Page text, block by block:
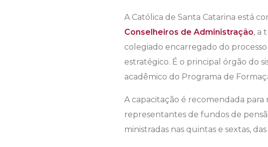
A Católica de Santa Catarina está
Conselheiros de Administração, a
colegiado encarregado do
estratégico. É o principal órgão do
acadêmico do Programa de
A capacitação é recomendada para
representantes de fundos de
ministradas nas quintas e sextas,